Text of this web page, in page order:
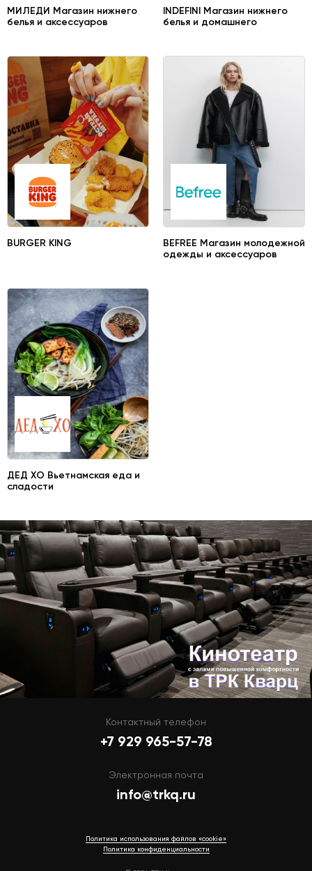
МИЛЕДИ Магазин нижнего
белья и аксессуаров
INDEFINI Магазин нижнего
белья и домашнего
BURGER KING
BEFREE Магазин молодежной
одежды и аксессуаров
ДЕД ХО Вьетнамская еда и
сладости
Контактный телефон
+7 929 965-57-78
Электронная почта
info@trkq.ru
Политика использования файлов «cookie»
Политика конфиденциальности